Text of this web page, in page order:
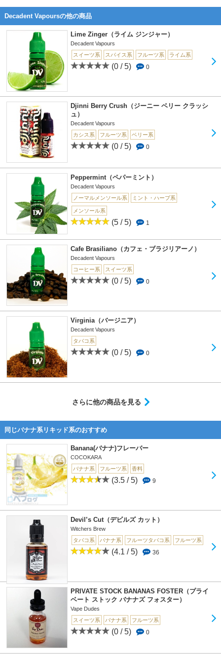
Decadent Vapoursの他の商品
Lime Zinger（ライム ジンジャー）
Decadent Vapours
スイーツ系
スパイス系 フルーツ系 ライム系
(0 / 5) 0
Djinni Berry Crush（ジーニー ベリー クラッシ
ュ）
Decadent Vapours
カシス系
フルーツ系 ベリー系
(0 / 5) 0
Peppermint（ペパーミント）
Decadent Vapours
ノーマルメンソール系
ミント・ハーブ系
メンソール系
(5 / 5) 1
Cafe Brasiliano（カフェ・ブラジリアーノ）
Decadent Vapours
コーヒー系
スイーツ系
(0 / 5) 0
Virginia（バージニア）
Decadent Vapours
タバコ系
(0 / 5) 0
さらに他の商品を見る
同じバナナ系リキッド系のおすすめ
Banana(バナナ)フレーバー
COCOKARA
バナナ系
フルーツ系 香料
(3.5 / 5) 9
Devil’s Cut（デビルズ カット）
Witchers Brew
タバコ系
バナナ系 フルーツタバコ系 フルーツ系
(4.1 / 5) 36
PRIVATE STOCK BANANAS FOSTER（プライ
ベート ストック バナナズ フォスター）
Vape Dudes
スイーツ系
バナナ系 フルーツ系
(0 / 5) 0